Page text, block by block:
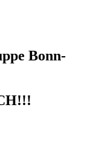
Bonn-